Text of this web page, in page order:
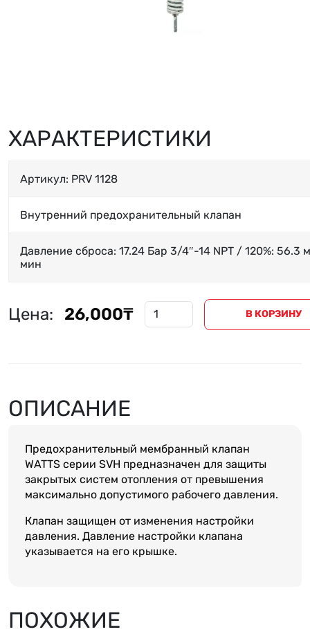
ХАРАКТЕРИСТИКИ
Артикул: PRV 1128
Внутренний предохранительный клапан
Давление сброса: 17.24 Бар 3/4″-14 NPT / 120%: 56.3
мин
Цена: 26,000₸
Количество
товара
клапан
В КОРЗИНУ
ОПИСАНИЕ
Предохранительный мембранный клапан
WATTS серии SVH предназначен для защиты
закрытых систем отопления от превышения
максимально допустимого рабочего давления.
Клапан защищен от изменения настройки
давления. Давление настройки клапана
указывается на его крышке.
ПОХОЖИЕ